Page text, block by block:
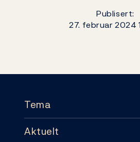
Publisert:
27. februar 2024
Tema
Tema
Aktuelt